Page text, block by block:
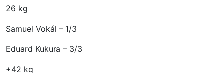
26 kg
Samuel Vokál – 1/3
Eduard Kukura – 3/3
+42 kg